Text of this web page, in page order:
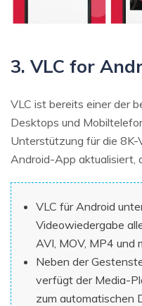
3. VLC for
VLC ist bereits einer der
Desktops und
Unterstützung für die
Android-App aktualisiert,
VLC für Android
Videowiedergabe
AVI, MOV, MP4 und
Neben der
verfügt der Media-
zum automatischen